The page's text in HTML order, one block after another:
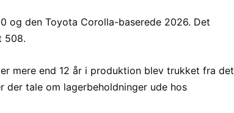
og den Toyota Corolla-baserede 2026. Det
508.
mere end 12 år i produktion blev trukket fra det
der tale om lagerbeholdninger ude hos